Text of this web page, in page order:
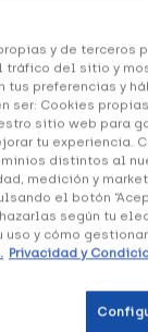
Dientes de
bucal de
y de terceros
tráfico del sitio y
tus preferencias y
ser: Cookies
sitio web para
tu experiencia.
distintos al
medición y
el botón
según tu
uso y cómo
Privacidad y